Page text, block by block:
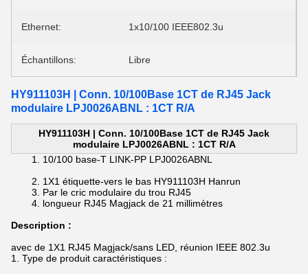
Ethernet: 1x10/100 IEEE802.3u
Échantillons: Libre
HY911103H | Conn. 10/100Base 1CT de RJ45 Jack
modulaire LPJ0026ABNL : 1CT R/A
HY911103H | Conn. 10/100Base 1CT de RJ45 Jack
modulaire LPJ0026ABNL : 1CT R/A
10/100 base-T LINK-PP LPJ0026ABNL
1X1 étiquette-vers le bas HY911103H Hanrun
Par le cric modulaire du trou RJ45
longueur RJ45 Magjack de 21 millimètres
Description :
avec de 1X1 RJ45 Magjack/sans LED, réunion IEEE 802.3u
1. Type de produit caractéristiques :